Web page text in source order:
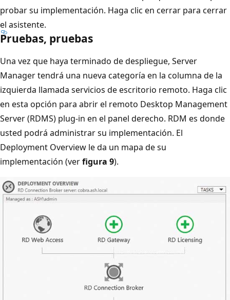
probar su implementación. Haga clic en cerrar para cerrar
el asistente.
Pruebas, pruebas
Una vez que haya terminado de despliegue, Server
Manager tendrá una nueva categoría en la columna de la
izquierda llamada servicios de escritorio remoto. Haga clic
en esta opción para abrir el remoto Desktop Management
Server (RDMS) plug-in en el panel derecho. RDM es donde
usted podrá administrar su implementación. El
Deployment Overview le da un mapa de su
implementación (verfigura 9).